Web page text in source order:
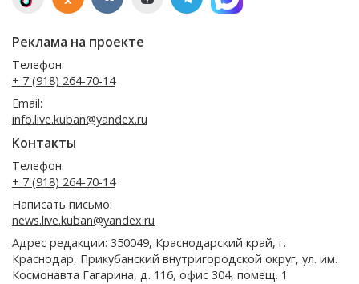
Реклама на проекте
Телефон:
+ 7 (918) 264-70-14
Email:
info.live.kuban@yandex.ru
Контакты
Телефон:
+ 7 (918) 264-70-14
Написать письмо:
news.live.kuban@yandex.ru
Адрес редакции: 350049, Краснодарский край, г.
Краснодар, Прикубанский внутригородской округ, ул. им.
Космонавта Гагарина, д. 116, офис 304, помещ. 1